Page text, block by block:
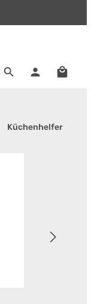
Küchenhelfer